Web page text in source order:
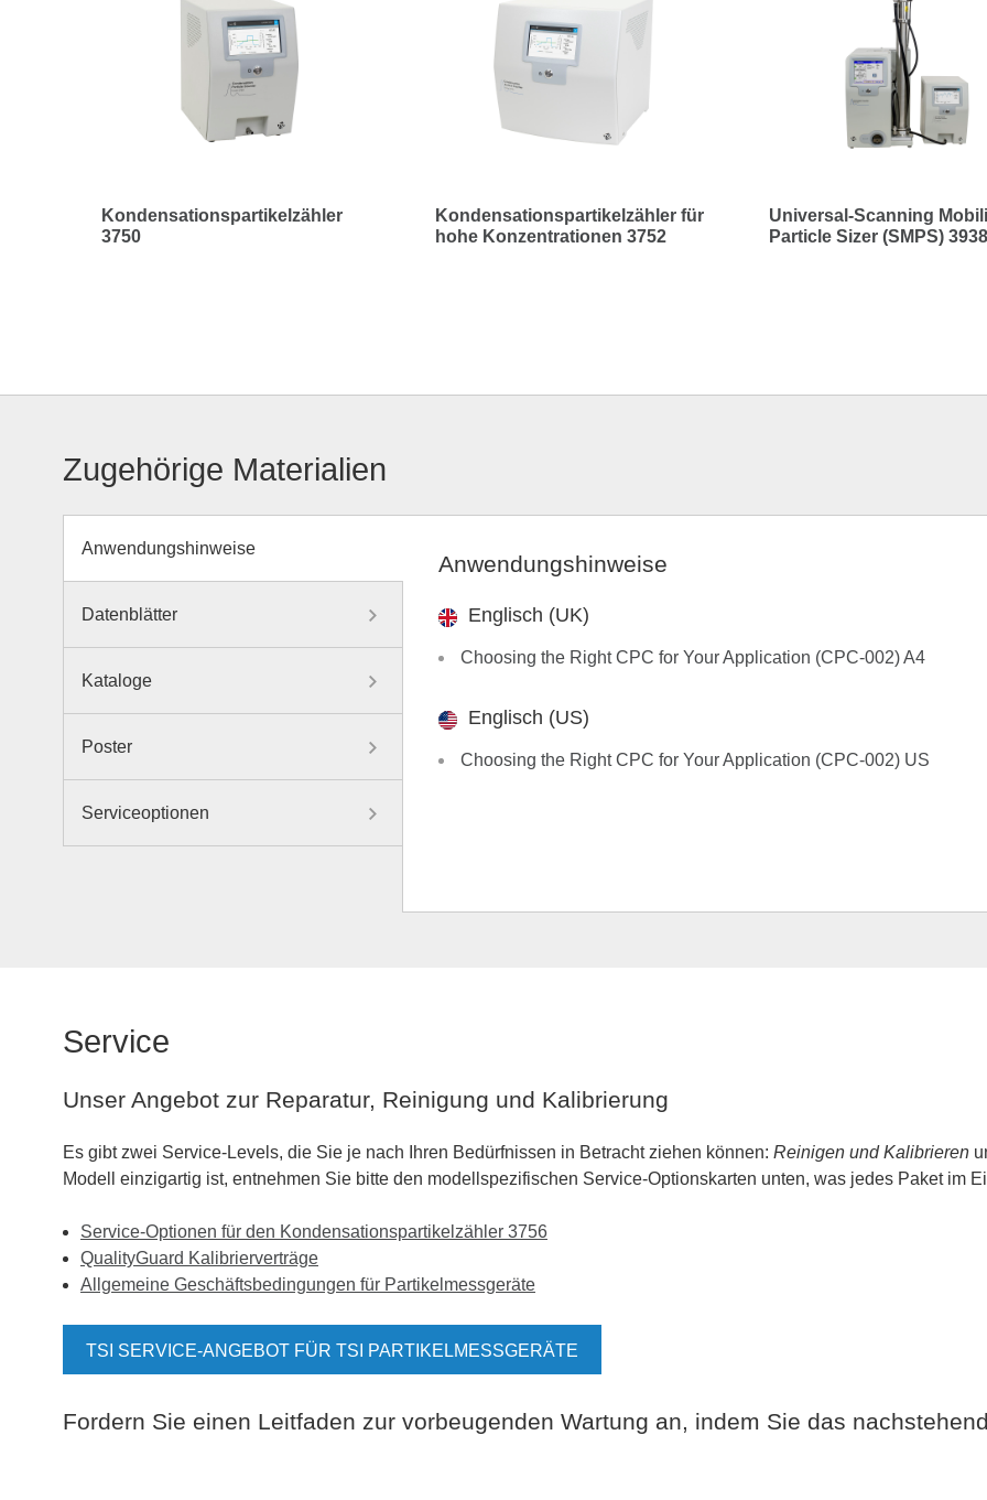
Kondensationspartikelzähler
3750
Kondensationspartikelzähler für
hohe Konzentrationen 3752
Universal-Scanning
Particle Sizer (SMPS) 3938
Zugehörige Materialien
Anwendungshinweise
Datenblätter
Kataloge
Poster
Serviceoptionen
Anwendungshinweise
Englisch (UK)
Choosing the Right CPC for Your Application (CPC-002) A4
Englisch (US)
Choosing the Right CPC for Your Application (CPC-002) US
Service
Unser Angebot zur Reparatur, Reinigung und Kalibrierung
Es gibt zwei Service-Levels, die Sie je nach Ihren Bedürfnissen in Betracht ziehen können: Reinigen und Kalibrieren
Modell einzigartig ist, entnehmen Sie bitte den modellspezifischen Service-Optionskarten unten, was jedes Paket im
Service-Optionen für den Kondensationspartikelzähler 3756
QualityGuard Kalibrierverträge
Allgemeine Geschäftsbedingungen für Partikelmessgeräte
TSI SERVICE-ANGEBOT FÜR TSI PARTIKELMESSGERÄTE
Fordern Sie einen Leitfaden zur vorbeugenden Wartung an, indem Sie das